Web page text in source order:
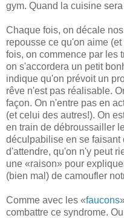
gym. Quand la cuisine
Chaque fois, on décale
repousse ce qu'on aime
fois, on commence par les
on s'accordera un petit
indique qu'on prévoit un
rêve n'est pas réalisable.
façon. On n'entre pas en
(et celui des autres!). On
en train de débroussailler
déculpabilise en se
d'attendre, qu'on n'y peut
une «raison» pour
(bien mal) de camoufler
Comme avec les «faucons
combattre ce syndrome.